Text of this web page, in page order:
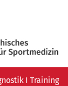
I Training